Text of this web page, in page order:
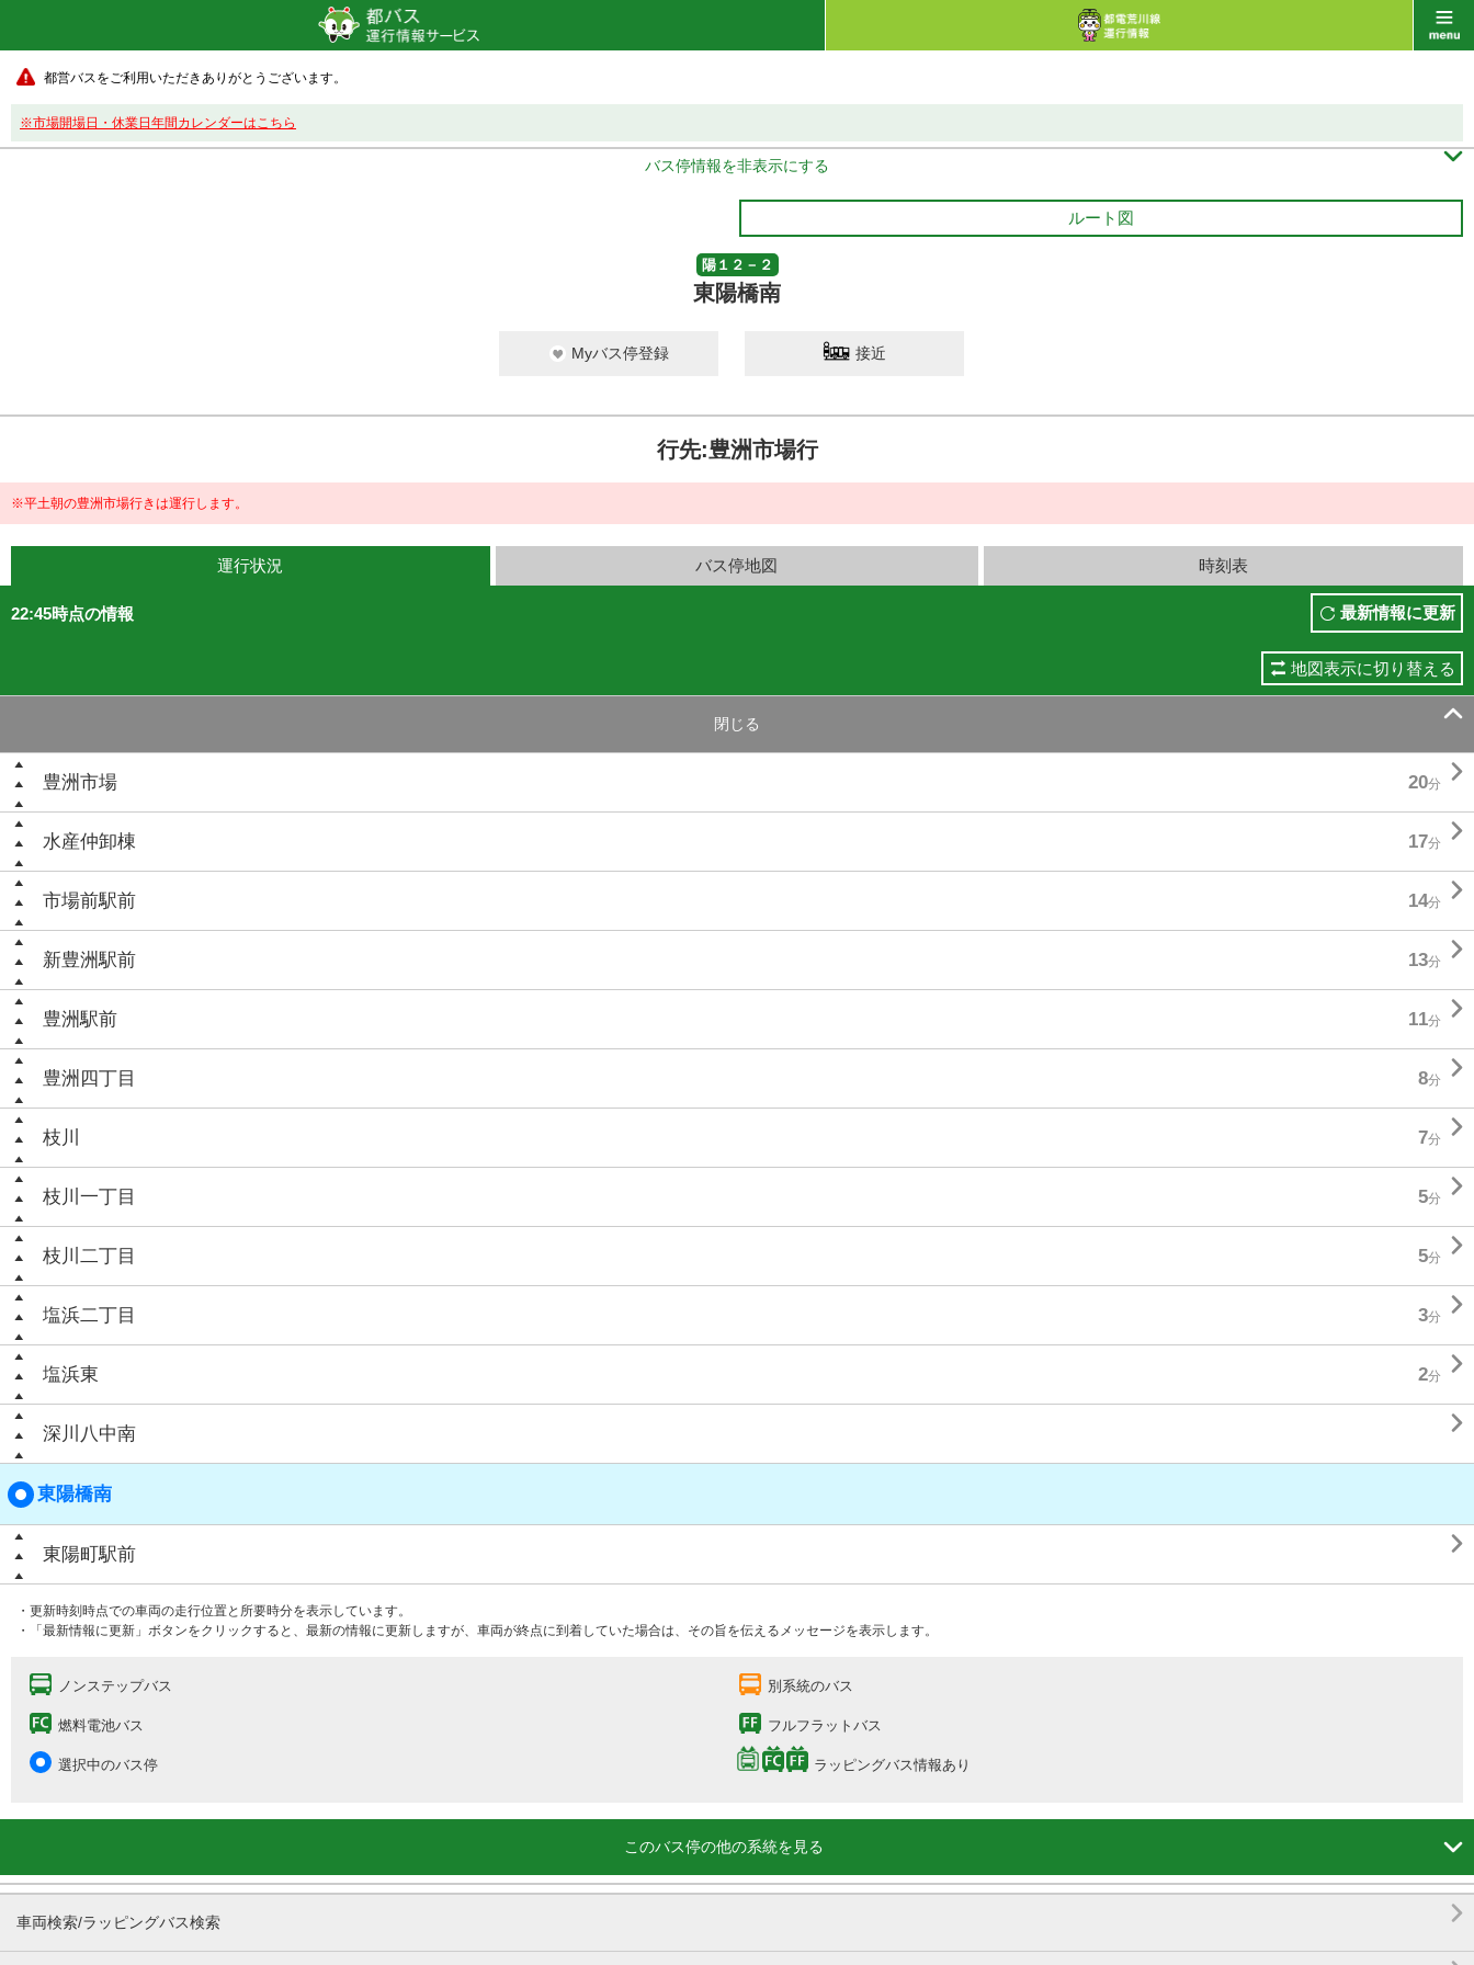
都営バスをご利用いただきありがとうございます。
※市場開場日・休業日年間カレンダーはこちら
バス停情報を非表示にする 
ルート図
陽１２－２
東陽橋南
Myバス停登録 接近
行先:豊洲市場行
※平土朝の豊洲市場行きは運行します。
運行状況 バス停地図 時刻表
22:45時点の情報 最新情報に更新
地図表示に切り替える
閉じる 
豊洲市場 20分 
水産仲卸棟 17分 
市場前駅前 14分 
新豊洲駅前 13分 
豊洲駅前 11分 
豊洲四丁目 8分 
枝川 7分 
枝川一丁目 5分 
枝川二丁目 5分 
塩浜二丁目 3分 
塩浜東 2分 
深川八中南 
東陽橋南
東陽町駅前 
・更新時刻時点での車両の走行位置と所要時分を表示しています。
・「最新情報に更新」ボタンをクリックすると、最新の情報に更新しますが、車両が終点に到着していた場合は、その旨を伝えるメッセージを表示します。
ノンステップバス 別系統のバス
燃料電池バス フルフラットバス
選択中のバス停 ラッピングバス情報あり
このバス停の他の系統を見る 
車両検索/ラッピングバス検索
